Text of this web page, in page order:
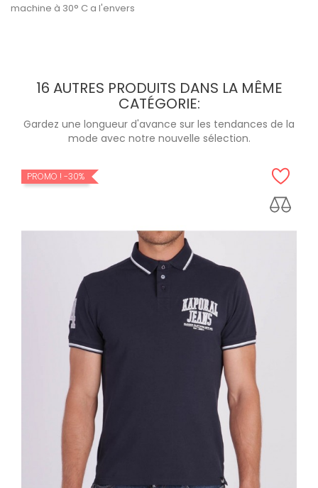
machine à 30° C a l'envers
16 AUTRES PRODUITS DANS LA MÊME
CATÉGORIE:
Gardez une longueur d'avance sur les tendances de la
mode avec notre nouvelle sélection.
PROMO ! -30%